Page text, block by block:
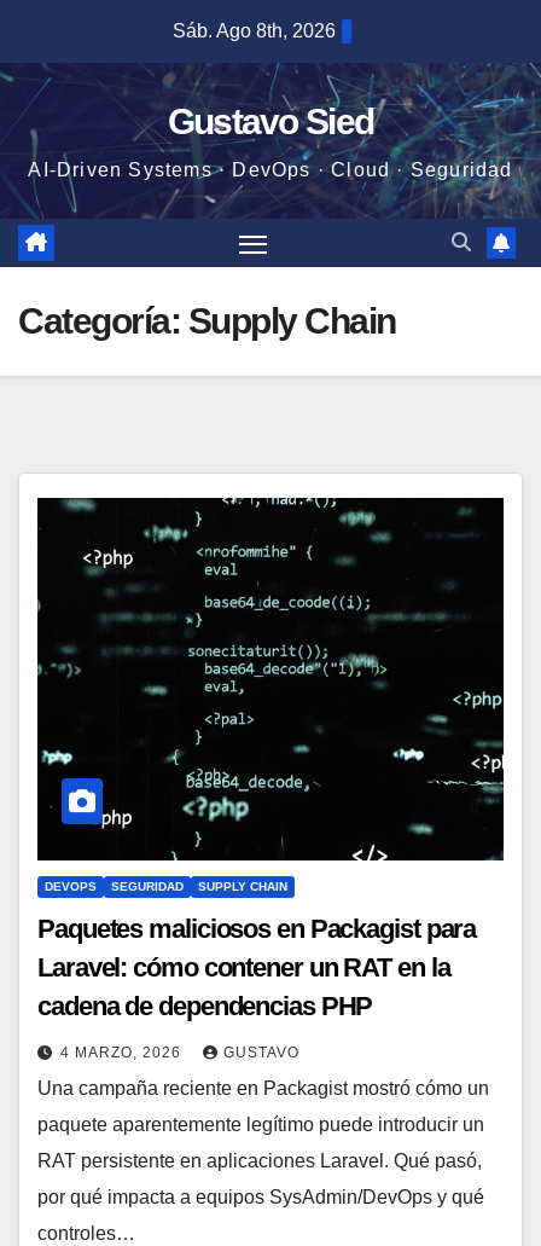
contenido
Sáb. Ago 8th, 2026
Gustavo Sied
AI-Driven Systems · DevOps · Cloud · Seguridad
Categoría: Supply Chain
DEVOPS SEGURIDAD SUPPLY CHAIN
Paquetes maliciosos en Packagist para
Laravel: cómo contener un RAT en la
cadena de dependencias PHP
4 MARZO, 2026 GUSTAVO
Una campaña reciente en Packagist mostró cómo un
paquete aparentemente legítimo puede introducir un
RAT persistente en aplicaciones Laravel. Qué pasó,
por qué impacta a equipos SysAdmin/DevOps y qué
controles…